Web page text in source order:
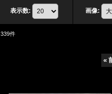
表示数: 画像:
339件
«